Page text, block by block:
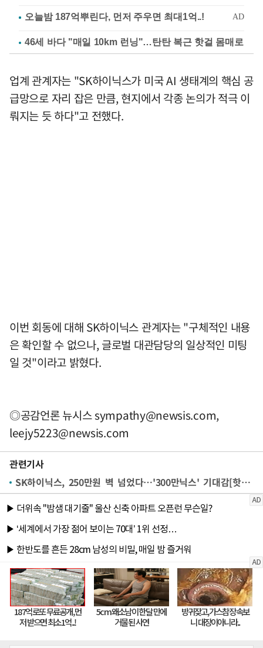
46세 바다 "매일 10km 런닝"…탄탄 복근 핫걸 몸매로
업계 관계자는 "SK하이닉스가 미국 AI 생태계의 핵심 공
급망으로 자리 잡은 만큼, 현지에서 각종 논의가 적극 이
뤄지는 듯 하다"고 전했다.
이번 회동에 대해 SK하이닉스 관계자는 "구체적인 내용
은 확인할 수 없으나, 글로벌 대관담당의 일상적인 미팅
일 것"이라고 밝혔다.
◎공감언론 뉴시스sympathy@newsis.com,
leejy5223@newsis.com
관련기사
SK하이닉스, 250만원 벽 넘었다…'300만닉스' 기대감[핫스탁](종합)